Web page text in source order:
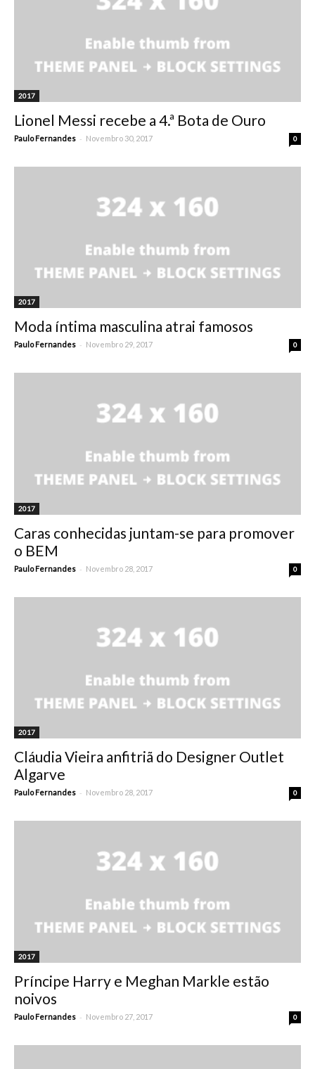
2017
Lionel Messi recebe a 4.ª Bota de Ouro
Paulo Fernandes - Novembro 30, 2017 0
2017
Moda íntima masculina atrai famosos
Paulo Fernandes - Novembro 29, 2017 0
2017
Caras conhecidas juntam-se para promover
o BEM
Paulo Fernandes - Novembro 28, 2017 0
2017
Cláudia Vieira anfitriã do Designer Outlet
Algarve
Paulo Fernandes - Novembro 28, 2017 0
2017
Príncipe Harry e Meghan Markle estão
noivos
Paulo Fernandes - Novembro 27, 2017 0